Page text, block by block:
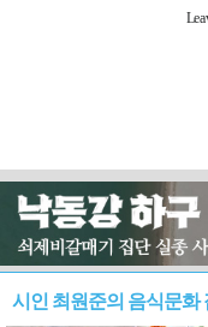
시인 최원준의 음식문화